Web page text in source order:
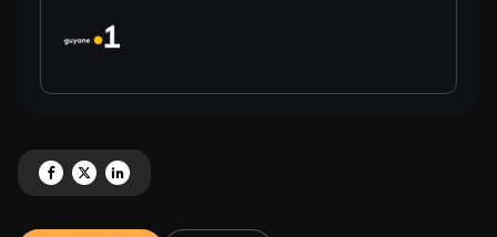
Partagez ' Votre saison 2019-2020 sur Guyane La 1ère' sur Facebook
Partagez ' Votre saison 2019-2020 sur Guyane La 1ère' sur X
Partagez ' Votre saison 2019-2020 sur Guyane La 1ère' sur